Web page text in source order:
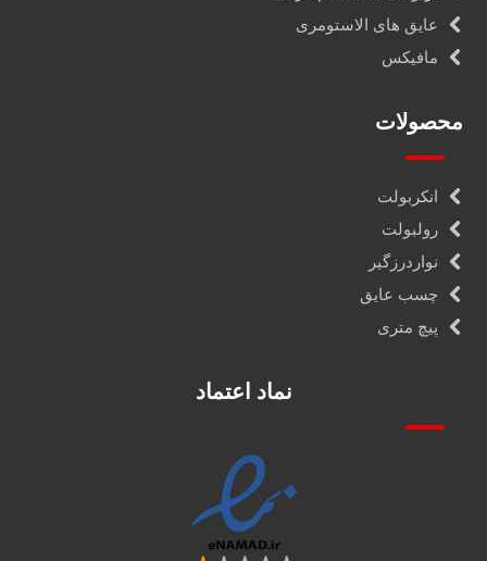
عایق های الاستومری
مافیکس
محصولات
انکربولت
رولبولت
نواردرزگیر
چسب عایق
پیچ متری
نماد اعتماد